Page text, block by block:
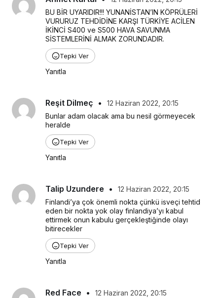
BU BİR UYARIDIR!!! YUNANİSTAN’IN KÖPRÜLERİ
VURURUZ TEHDİDİNE KARŞI TÜRKİYE ACİLEN
İKİNCİ S400 ve S500 HAVA SAVUNMA
SİSTEMLERİNİ ALMAK ZORUNDADIR.
Tepki Ver
Yanıtla
Reşit Dilmeç •
12 Haziran 2022, 20:15
Bunlar adam olacak ama bu nesil görmeyecek
heralde
Tepki Ver
Yanıtla
Talip Uzundere •
12 Haziran 2022, 20:15
Finlandi’ya çok önemli nokta çünkü isveçi tehtid
eden bir nokta yok olay finlandiya’yı kabul
ettirmek onun kabulu gerçekleştiğinde olayı
bitirecekler
Tepki Ver
Yanıtla
Red Face •
12 Haziran 2022, 20:15